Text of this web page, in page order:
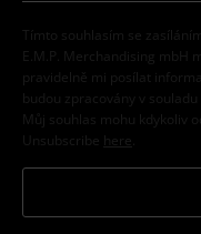
Tímto souhlasím se
E.M.P. Merchandising mbH
pravidelně mi posílat
budou zpracovány v
Můj souhlas mohu kdykoliv
Unsubscribe here